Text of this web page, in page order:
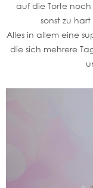
auf die Torte
sonst zu
Alles in allem eine
die sich mehrere